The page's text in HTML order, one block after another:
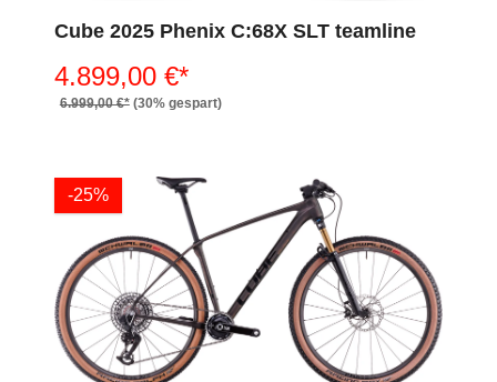
Cube 2025 Phenix C:68X SLT teamline
4.899,00 €*
6.999,00 €* (30% gespart)
-25%